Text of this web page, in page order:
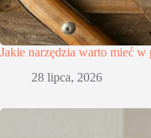
Jakie narzędzia warto mieć
28 lipca, 2026